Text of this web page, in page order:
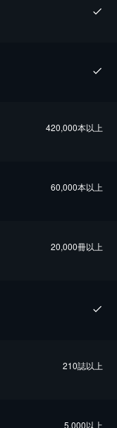
420,000本以上
60,000本以上
20,000冊以上
210誌以上
5,000以上